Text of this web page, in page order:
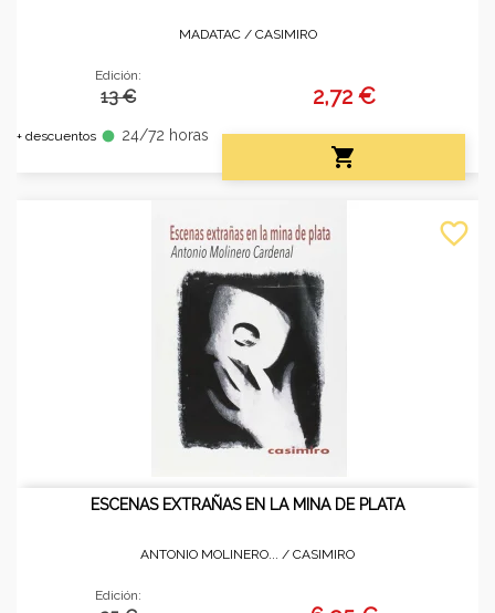
MADATAC / CASIMIRO
Edición:
13 €
+ descuentos fiber_manual_record 24/72 horas
2,72 €

ESCENAS EXTRAÑAS EN LA MINA DE PLATA
ANTONIO MOLINERO... / CASIMIRO
Edición:
favorite_border